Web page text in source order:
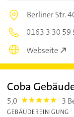
Berliner Str.
0163 3 30 59
Webseite
Coba
5,0 5.0 3
GEBÄUDEREINIGUNG